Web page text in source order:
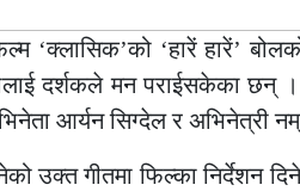
‘क्लासिक’को ‘हारें हारें’
दर्शकले मन पराईसकेका छन्
आर्यन सिग्देल र अभिनेत्री
उक्त गीतमा फिल्का निर्देशन